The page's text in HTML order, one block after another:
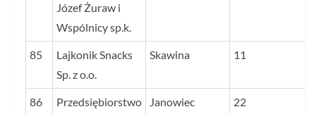
Józef Żuraw i
Wspólnicy sp.k.
85
Lajkonik Snacks
Sp. z o.o.
Skawina 11
86
Przedsiębiorstwo
Janowiec 22